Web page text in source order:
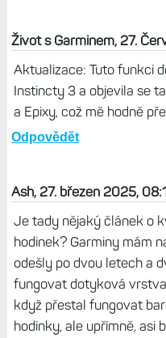
Život s Garminem, 27.
Aktualizace: Tuto funkci
Instincty 3 a objevila se
a Epixy, což mě hodně
Odpovědět
Ash, 27. březen 2025,
Je tady nějaký článek o
hodinek? Garminy mám
odešly po dvou letech a
fungovat dotyková
když přestal fungovat
hodinky, ale upřímně, asi